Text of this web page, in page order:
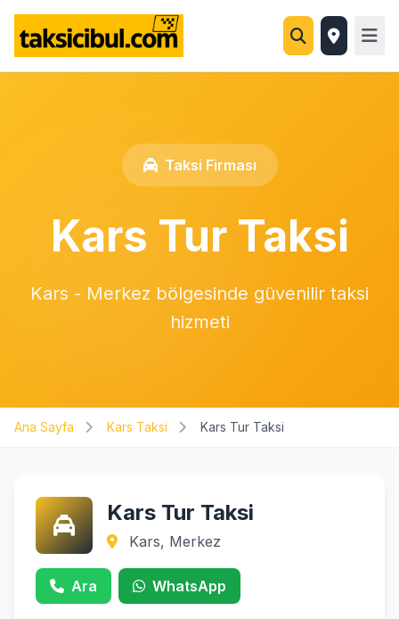
Taksi Firması
Kars Tur Taksi
Kars - Merkez bölgesinde güvenilir taksi
hizmeti
Ana Sayfa Kars Taksi Kars Tur Taksi
Kars Tur Taksi
Kars, Merkez
Ara WhatsApp